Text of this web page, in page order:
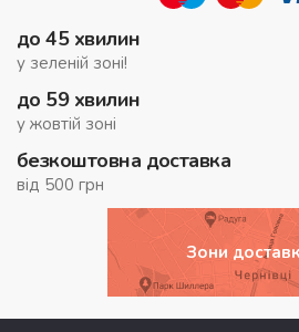
до 45 хвилин
у зеленій зоні!
до 59 хвилин
у жовтій зоні
безкоштовна доставка
від 500 грн
Зони